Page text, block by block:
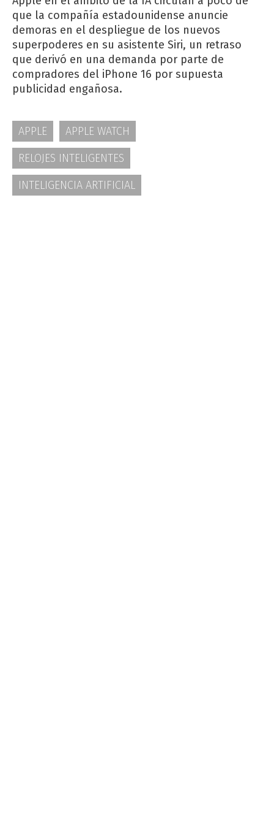
que la compañía estadounidense anuncie
demoras en el despliegue de los nuevos
superpoderes en su asistente Siri, un retraso
que derivó en una demanda por parte de
compradores del iPhone 16 por supuesta
publicidad engañosa.
APPLE
APPLE WATCH
RELOJES INTELIGENTES
INTELIGENCIA ARTIFICIAL